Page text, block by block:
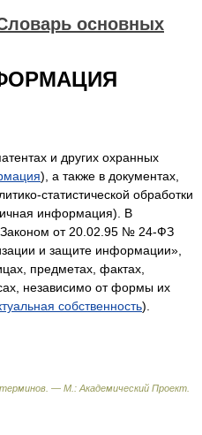
основных
и других охранных
), а также в документах,
статистической обработки
информация). В
от 20.02.95 № 24-ФЗ
и защите информации»,
предметах, фактах,
независимо от формы их
собственность).
— М.: Академический Проект